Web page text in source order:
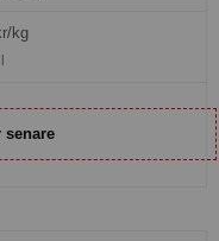
kg
senare